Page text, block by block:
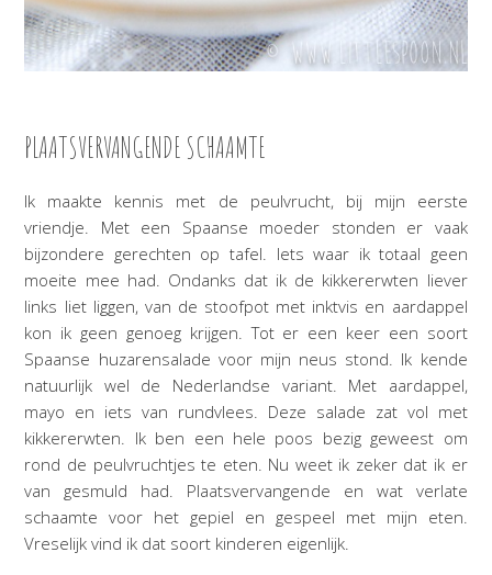
PLAATSVERVANGENDE SCHAAMTE
Ik maakte kennis met de peulvrucht, bij mijn eerste
vriendje. Met een Spaanse moeder stonden er vaak
bijzondere gerechten op tafel. Iets waar ik totaal geen
moeite mee had. Ondanks dat ik de kikkererwten liever
links liet liggen, van de stoofpot met inktvis en aardappel
kon ik geen genoeg krijgen. Tot er een keer een soort
Spaanse huzarensalade voor mijn neus stond. Ik kende
natuurlijk wel de Nederlandse variant. Met aardappel,
mayo en iets van rundvlees. Deze salade zat vol met
kikkererwten. Ik ben een hele poos bezig geweest om
rond de peulvruchtjes te eten. Nu weet ik zeker dat ik er
van gesmuld had. Plaatsvervangende en wat verlate
schaamte voor het gepiel en gespeel met mijn eten.
Vreselijk vind ik dat soort kinderen eigenlijk.